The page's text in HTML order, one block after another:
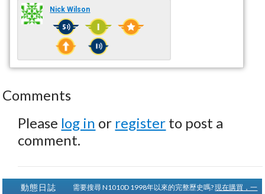
Nick Wilson
Comments
Please log in or register to post a
comment.
動態日誌 需要搜尋 N1010D 1998年以來的完整歷史嗎?現在購買，一